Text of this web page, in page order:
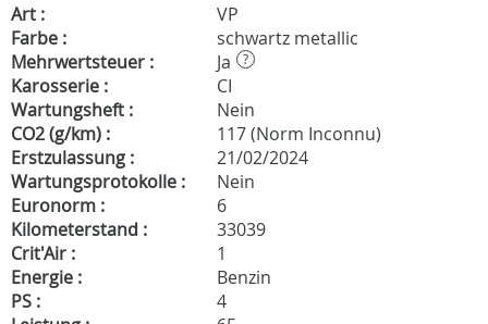
Art :
VP
Farbe :
schwartz metallic
Mehrwertsteuer :
Ja ?
Karosserie :
CI
Wartungsheft :
Nein
CO2 (g/km) :
117 (Norm Inconnu)
Erstzulassung :
21/02/2024
Wartungsprotokolle :
Nein
Euronorm :
6
Kilometerstand :
33039
Crit'Air :
1
Energie :
Benzin
PS :
4